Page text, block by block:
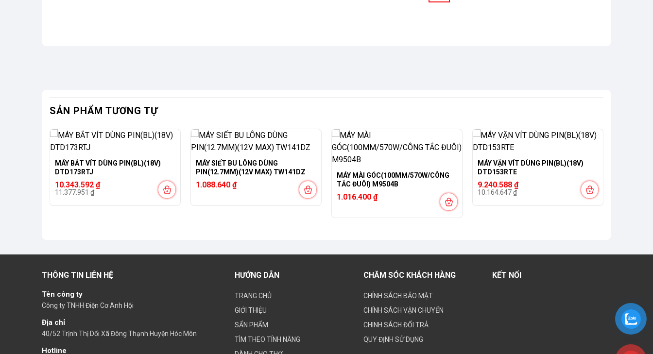
SẢN PHẨM TƯƠNG TỰ
-9%
MÁY BẮT VÍT DÙNG PIN(BL)(18V)
DTD173RTJ
11.377.951₫
Giá
gốc
10.343.592 ₫
Giá
hiện
MÁY SIẾT BU LÔNG DÙNG
PIN(12.7MM)(12V MAX) TW141DZ
1.088.640 ₫
MÁY MÀI GÓC(100MM/570W/CÔNG
TẮC ĐUÔI) M9504B
1.016.400 ₫
-9%
MÁY VẶN VÍT DÙNG PIN(BL)(18V)
DTD153RTE
10.164.647₫
Giá
gốc
9.240.588 ₫
Giá
hiện
THÔNG TIN LIÊN HỆ
Tên công ty
Công ty TNHH Điện Cơ Anh Hội
Địa chỉ
40/52 Trịnh Thị Dối Xã Đông Thạnh Huyện Hóc Môn
Hotline
HƯỚNG DẪN
TRANG CHỦ
GIỚI THIỆU
SẨN PHẨM
TÌM THEO TÍNH NĂNG
CHĂM SÓC KHÁCH HÀNG
CHÍNH SÁCH BẢO MẬT
CHÍNH SÁCH VẬN CHUYỂN
CHINH SÁCH ĐỔI TRẢ
QUY ĐỊNH SỬ DỤNG
KẾT NỐI